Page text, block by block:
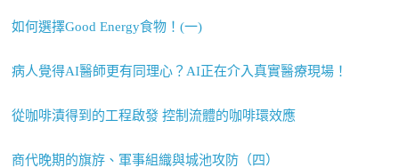
如何選擇Good Energy食物！(一)
病人覺得AI醫師更有同理心？AI正在介入真實醫療現場！
從咖啡漬得到的工程啟發 控制流體的咖啡環效應
商代晚期的旗斿、軍事組織與城池攻防（四）